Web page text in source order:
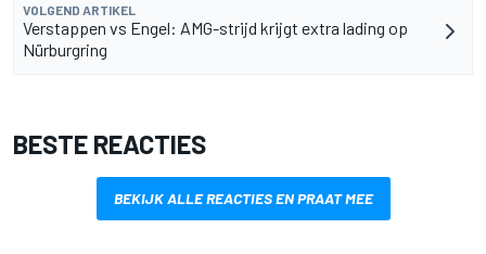
VOLGEND ARTIKEL
Verstappen vs Engel: AMG-strijd krijgt extra lading op
Nürburgring
BESTE REACTIES
BEKIJK ALLE REACTIES EN PRAAT MEE